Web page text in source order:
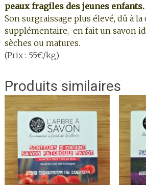
peaux fragiles des jeunes enfants.
Son surgraissage plus élevé, dû à la
supplémentaire, en fait un savon
sèches ou matures.
(Prix : 55€/kg)
Produits similaires